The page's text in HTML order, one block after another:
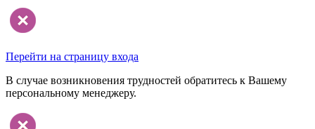
Перейти на страницу входа
В случае возникновения трудностей обратитесь к Вашему
персональному менеджеру.